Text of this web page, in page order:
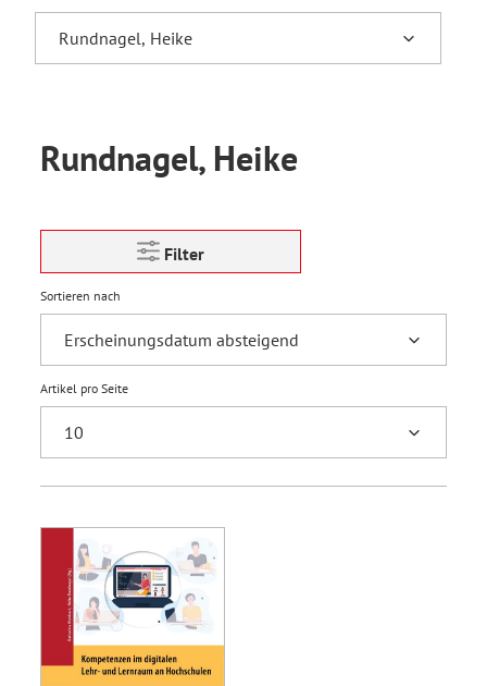
Rundnagel, Heike
Filter
Sortieren nach
Artikel pro Seite